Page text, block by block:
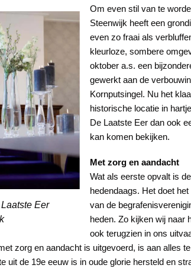
Eer
Om even stil van te
Steenwijk heeft een
even zo fraai als
kleurloze, sombere
oktober a.s. een
gewerkt aan de
Kornputsingel. Nu het
historische locatie in
De Laatste Eer dan ook
kan komen bekijken.
Met zorg en aandacht
Wat als eerste opvalt is
hedendaags. Het doet
van de
heden. Zo kijken wij naar
ook terugzien in ons
zorg en aandacht is uitgevoerd, is aan alles
uit de 19e eeuw is in oude glorie hersteld en